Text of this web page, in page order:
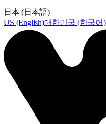
日本 (日本語)
US (English)대한민국 (한국어)